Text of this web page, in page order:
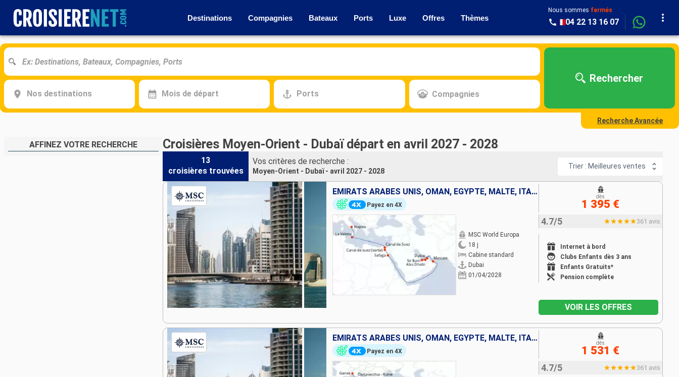
Destinations Compagnies Bateaux Ports Luxe Offres Thèmes
Nous sommes fermés
04 22 13 16 07
Nos destinations Mois de départ Ports Compagnies
Rechercher
Recherche Avancée
AFFINEZ VOTRE RECHERCHE Croisières Moyen-Orient - Dubaï départ en avril 2027 - 2028
13
croisières trouvées
Vos critères de recherche :
Moyen-Orient - Dubaï - avril 2027 - 2028
Trier : Meilleures ventes
EMIRATS ARABES UNIS, OMAN, EGYPTE, MALTE, ITALIE
Payez en 4X
MSC World Europa
18 j
Cabine standard
Dubai
01/04/2028
4.7/5 361 avis
Internet à bord
Clubs Enfants dès 3 ans
Enfants Gratuits*
Pension complète
dès
1 395 €
VOIR LES OFFRES
EMIRATS ARABES UNIS, OMAN, EGYPTE, MALTE, ITALIE
Payez en 4X
4.7/5 361 avis
dès
1 531 €